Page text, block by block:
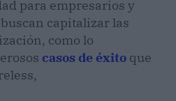
para empresarios y
capitalizar las
como lo
casos de éxito que